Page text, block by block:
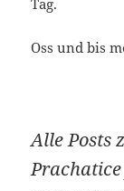
Oss und bis
Alle Posts